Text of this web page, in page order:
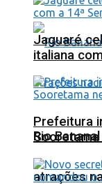
Rio
atrações
Jaguaré
italiana
Prefeitura